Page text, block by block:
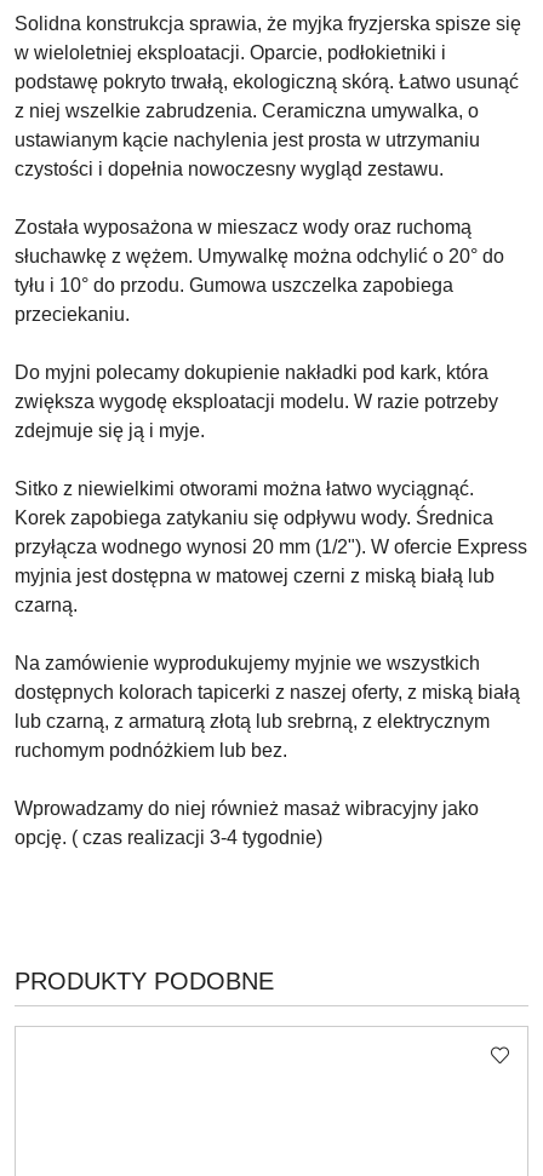
Solidna konstrukcja sprawia, że myjka fryzjerska spisze się
w wieloletniej eksploatacji. Oparcie, podłokietniki i
podstawę pokryto trwałą, ekologiczną skórą. Łatwo usunąć
z niej wszelkie zabrudzenia. Ceramiczna umywalka, o
ustawianym kącie nachylenia jest prosta w utrzymaniu
czystości i dopełnia nowoczesny wygląd zestawu.
Została wyposażona w mieszacz wody oraz ruchomą
słuchawkę z wężem. Umywalkę można odchylić o 20° do
tyłu i 10° do przodu. Gumowa uszczelka zapobiega
przeciekaniu.
Do myjni polecamy dokupienie nakładki pod kark, która
zwiększa wygodę eksploatacji modelu. W razie potrzeby
zdejmuje się ją i myje.
Sitko z niewielkimi otworami można łatwo wyciągnąć.
Korek zapobiega zatykaniu się odpływu wody. Średnica
przyłącza wodnego wynosi 20 mm (1/2"). W ofercie Express
myjnia jest dostępna w matowej czerni z miską białą lub
czarną.
Na zamówienie wyprodukujemy myjnie we wszystkich
dostępnych kolorach tapicerki z naszej oferty, z miską białą
lub czarną, z armaturą złotą lub srebrną, z elektrycznym
ruchomym podnóżkiem lub bez.
Wprowadzamy do niej również masaż wibracyjny jako
opcję. ( czas realizacji 3-4 tygodnie)
Pomiń karuzelę produktów
PRODUKTY
O
PRODUKTY PODOBNE